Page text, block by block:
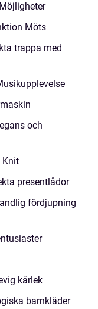
Möts
trappa med
och
Knit
presentlådor
fördjupning
kärlek
barnkläder